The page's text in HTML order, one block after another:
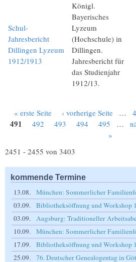
Schul-
Jahresbericht
Dillingen Lyzeum
1912/1913
Königl.
Bayerisches
Lyzeum
(Hochschule) in
Dillingen.
Jahresbericht für
das Studienjahr
1912/13.
Seiten
« erste Seite ‹ vorherige Seite …
491 492 493 494 495 …
»
2451 - 2455 von 3403
kommende Termine
13.08.
München: Sommerlicher
03.09.
Bibliotheksöffnung und Workshop
03.09.
Augsburg: Traditioneller
10.09.
München: Sommerlicher
17.09.
Bibliotheksöffnung und Workshop
25.09.
76. Deutscher Genealogentag in